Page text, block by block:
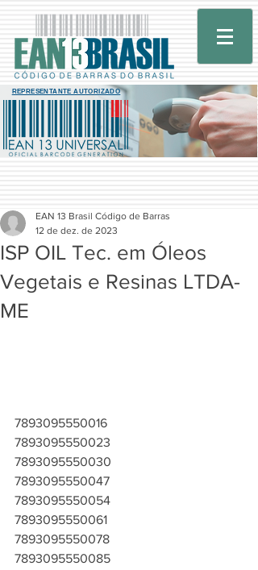
REPRESENTANTE AUTORIZADO
ISP OIL Tec. em Óleos
Vegetais e Resinas LTDA-
ME
EAN 13 Brasil Código de Barras
12 de dez. de 2023
7893095550016
7893095550023
7893095550030
7893095550047
7893095550054
7893095550061
7893095550078
7893095550085